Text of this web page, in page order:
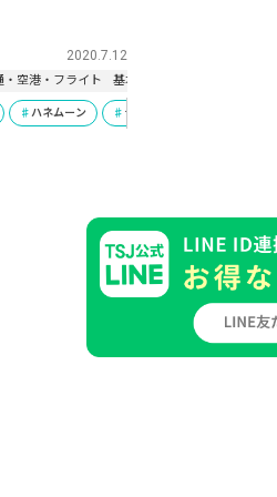
2020.7.12
・空港・フライト 基本情報・豆知識
ハネムーン ラグジュアリー